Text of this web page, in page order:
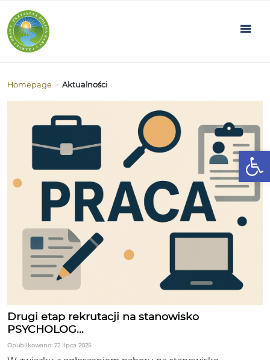
Homepage > Aktualności
Drugi etap rekrutacji na stanowisko
PSYCHOLOG...
Opublikowano: 22 lipca 2025